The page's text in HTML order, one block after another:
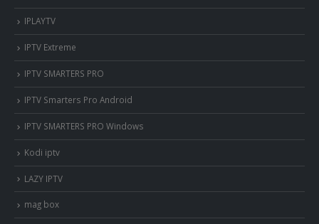
IPLAYTV
IPTV Extreme
IPTV SMARTERS PRO
IPTV Smarters Pro Android
IPTV SMARTERS PRO Windows
Kodi iptv
LAZY IPTV
mag box